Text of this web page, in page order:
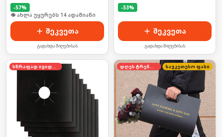
-57%
🛒 ბოლო 24სთ-ში იყიდა 23-მა
შეკვეთა
გადახდა მიღებისას
-53%
შეკვეთა
გადახდა მიღებისას
სწრაფად იყიდება დღეს ტრენდში საუკეთესო ფასი